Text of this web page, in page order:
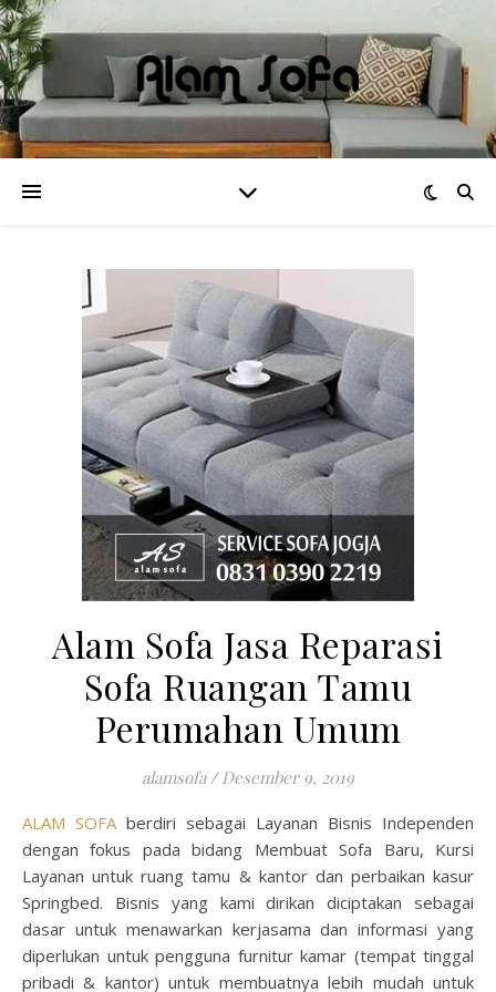
Alam Sofa Jasa Reparasi
Sofa Ruangan Tamu
Perumahan Umum
alamsofa / Desember 9, 2019
ALAM SOFAberdiri sebagai Layanan Bisnis Independen
dengan fokus pada bidang Membuat Sofa Baru, Kursi
Layanan untuk ruang tamu & kantor dan perbaikan kasur
Springbed. Bisnis yang kami dirikan diciptakan sebagai
dasar untuk menawarkan kerjasama dan informasi yang
diperlukan untuk pengguna furnitur kamar (tempat tinggal
pribadi & kantor) untuk membuatnya lebih mudah untuk